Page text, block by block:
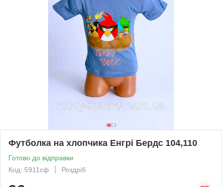
Футболка на хлопчика Енгрі Бердс 104,110
Готово до відправки
Код: 5911сф
Роздріб